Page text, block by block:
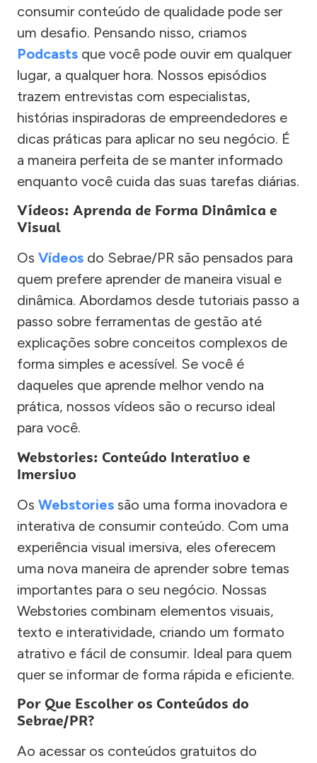
consumir conteúdo de qualidade pode ser
um desafio. Pensando nisso, criamos
Podcasts que você pode ouvir em qualquer
lugar, a qualquer hora. Nossos episódios
trazem entrevistas com especialistas,
histórias inspiradoras de empreendedores e
dicas práticas para aplicar no seu negócio. É
a maneira perfeita de se manter informado
enquanto você cuida das suas tarefas diárias.
Vídeos: Aprenda de Forma Dinâmica e
Visual
Os Vídeos do Sebrae/PR são pensados para
quem prefere aprender de maneira visual e
dinâmica. Abordamos desde tutoriais passo a
passo sobre ferramentas de gestão até
explicações sobre conceitos complexos de
forma simples e acessível. Se você é
daqueles que aprende melhor vendo na
prática, nossos vídeos são o recurso ideal
para você.
Webstories: Conteúdo Interativo e
Imersivo
Os Webstories são uma forma inovadora e
interativa de consumir conteúdo. Com uma
experiência visual imersiva, eles oferecem
uma nova maneira de aprender sobre temas
importantes para o seu negócio. Nossas
Webstories combinam elementos visuais,
texto e interatividade, criando um formato
atrativo e fácil de consumir. Ideal para quem
quer se informar de forma rápida e eficiente.
Por Que Escolher os Conteúdos do
Sebrae/PR?
Ao acessar os conteúdos gratuitos do